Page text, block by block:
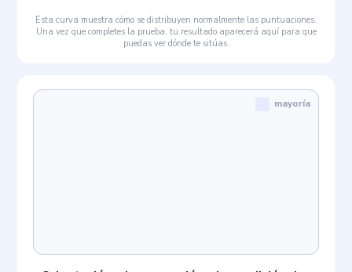
Esta curva muestra cómo se distribuyen normalmente las puntuaciones.
Una vez que completes la prueba, tu resultado aparecerá aquí para que
puedas ver dónde te sitúas.
mayoría